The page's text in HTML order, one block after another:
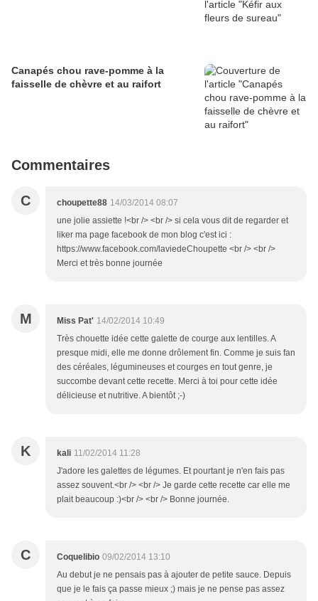
Canapés chou rave-pomme à la
faisselle de chèvre et au raifort
Commentaires
C choupette88 14/03/2014 08:07
une jolie assiette !<br /> <br /> si cela vous dit de regarder et
liker ma page facebook de mon blog c'est ici :
https://www.facebook.com/laviedeChoupette <br /> <br />
Merci et très bonne journée
M Miss Pat' 14/02/2014 10:49
Très chouette idée cette galette de courge aux lentilles. A
presque midi, elle me donne drôlement fin. Comme je suis fan
des céréales, légumineuses et courges en tout genre, je
succombe devant cette recette. Merci à toi pour cette idée
délicieuse et nutritive. A bientôt ;-)
K kali 11/02/2014 11:28
J'adore les galettes de légumes. Et pourtant je n'en fais pas
assez souvent.<br /> <br /> Je garde cette recette car elle me
plait beaucoup :)<br /> <br /> Bonne journée.
C Coquelibio 09/02/2014 13:10
Au debut je ne pensais pas à ajouter de petite sauce. Depuis
que je le fais ça passe mieux ;) mais je ne pense pas assez